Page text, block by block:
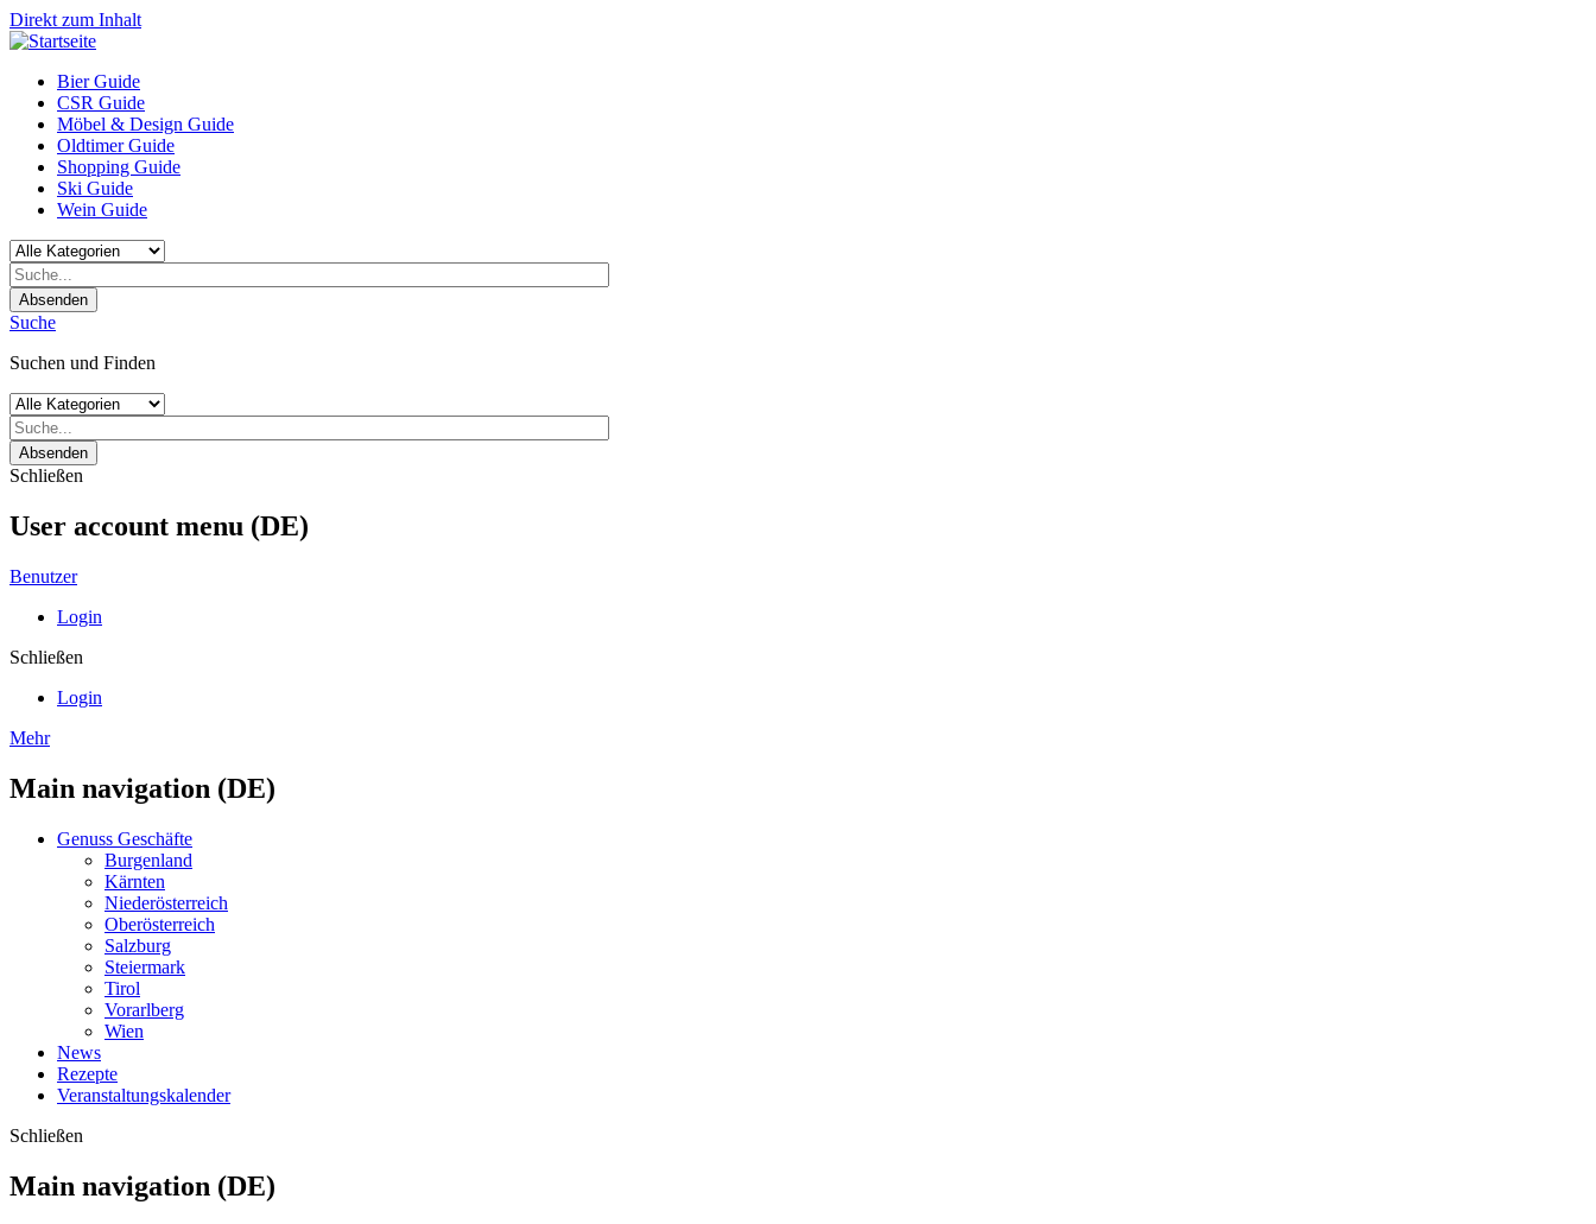
Direkt zum Inhalt
Bier Guide
CSR Guide
Möbel & Design Guide
Oldtimer Guide
Shopping Guide
Ski Guide
Wein Guide
Absenden
Suche
Suchen und Finden
Absenden
Schließen
User account menu (DE)
Benutzer
Login
Schließen
Login
Mehr
Main navigation (DE)
Genuss Geschäfte
Burgenland
Kärnten
Niederösterreich
Oberösterreich
Salzburg
Steiermark
Tirol
Vorarlberg
Wien
News
Rezepte
Veranstaltungskalender
Schließen
Main navigation (DE)